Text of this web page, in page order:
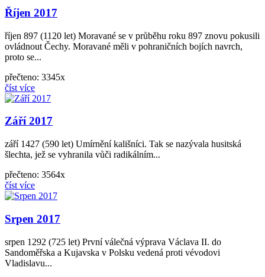
Říjen 2017
říjen 897 (1120 let) Moravané se v průběhu roku 897 znovu pokusili
ovládnout Čechy. Moravané měli v pohraničních bojích navrch,
proto se...
přečteno: 3345x
číst více
Září 2017
září 1427 (590 let) Umírnění kališníci. Tak se nazývala husitská
šlechta, jež se vyhranila vůči radikálním...
přečteno: 3564x
číst více
Srpen 2017
srpen 1292 (725 let) První válečná výprava Václava II. do
Sandoměřska a Kujavska v Polsku vedená proti vévodovi
Vladislavu...